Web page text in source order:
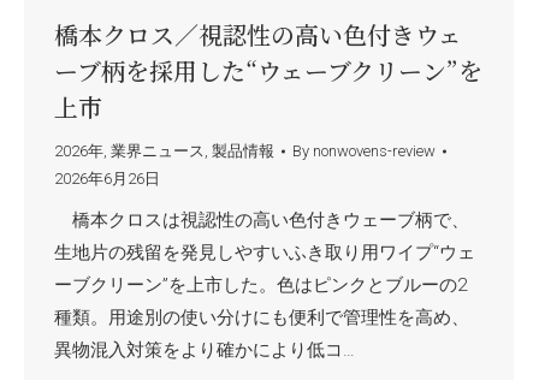
橋本クロス／視認性の高い色付きウェ
ーブ柄を採用した“ウェーブクリーン”を
上市
2026年, 業界ニュース, 製品情報 By nonwovens-review
2026年6月26日
橋本クロスは視認性の高い色付きウェーブ柄で、
生地片の残留を発見しやすいふき取り用ワイプ“ウェ
ーブクリーン”を上市した。色はピンクとブルーの2
種類。用途別の使い分けにも便利で管理性を高め、
異物混入対策をより確かにより低コ…